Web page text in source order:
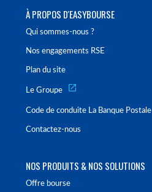
À PROPOS D'EASYBOURSE
Qui sommes-nous ?
Nos engagements RSE
Plan du site
Le Groupe
Code de conduite La Banque Postale
Contactez-nous
NOS PRODUITS & NOS SOLUTIONS
Offre bourse